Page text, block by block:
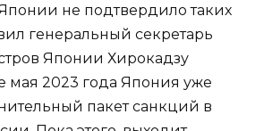
не подтвердило таких
генеральный секретарь
Японии Хирокадзу
мая 2023 года Япония уже
пакет санкций в